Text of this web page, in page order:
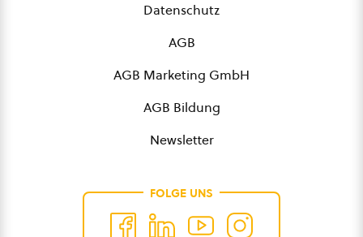
Datenschutz
AGB
AGB Marketing GmbH
AGB Bildung
Newsletter
FOLGE UNS